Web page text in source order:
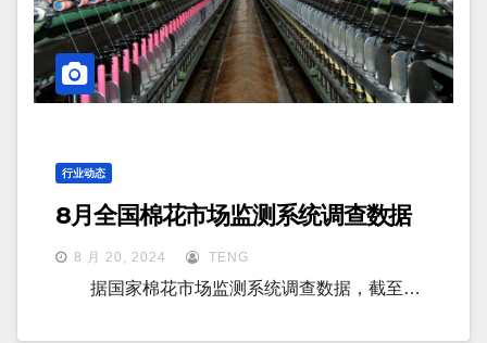
行业动态
8月全国棉花市场监测系统调查数据
8 月 20, 2024 TENG
据国家棉花市场监测系统调查数据，截至…